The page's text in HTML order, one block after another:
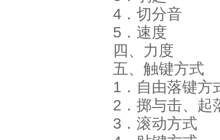
4．切分音
5．速度
四、力度
五、触键方式
1．自由落键方
2．掷与击、起
3．滚动方式